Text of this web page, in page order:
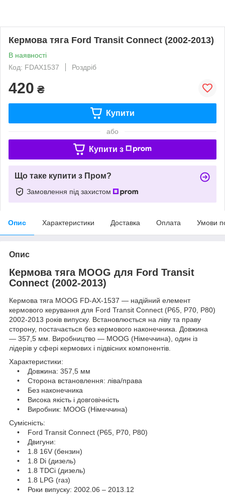
Кермова тяга Ford Transit Connect (2002-2013)
В наявності
Код: FDAX1537
Роздріб
420 ₴
Купити
або
Купити з
Що таке купити з Пром?
Замовлення під захистом
Опис Характеристики Доставка Оплата Умови
Опис
Кермова тяга MOOG для Ford Transit
Connect (2002-2013)
Кермова тяга MOOG FD-AX-1537 — надійний елемент
кермового керування для Ford Transit Connect (P65, P70, P80)
2002-2013 років випуску. Встановлюється на ліву та праву
сторону, постачається без кермового наконечника. Довжина
— 357,5 мм. Виробництво — MOOG (Німеччина), один із
лідерів у сфері кермових і підвісних компонентів.
Характеристики:
• Довжина: 357,5 мм
• Сторона встановлення: ліва/права
• Без наконечника
• Висока якість і довговічність
• Виробник: MOOG (Німеччина)
Сумісність:
• Ford Transit Connect (P65, P70, P80)
• Двигуни:
• 1.8 16V (бензин)
• 1.8 Di (дизель)
• 1.8 TDCi (дизель)
• 1.8 LPG (газ)
• Роки випуску: 2002.06 – 2013.12